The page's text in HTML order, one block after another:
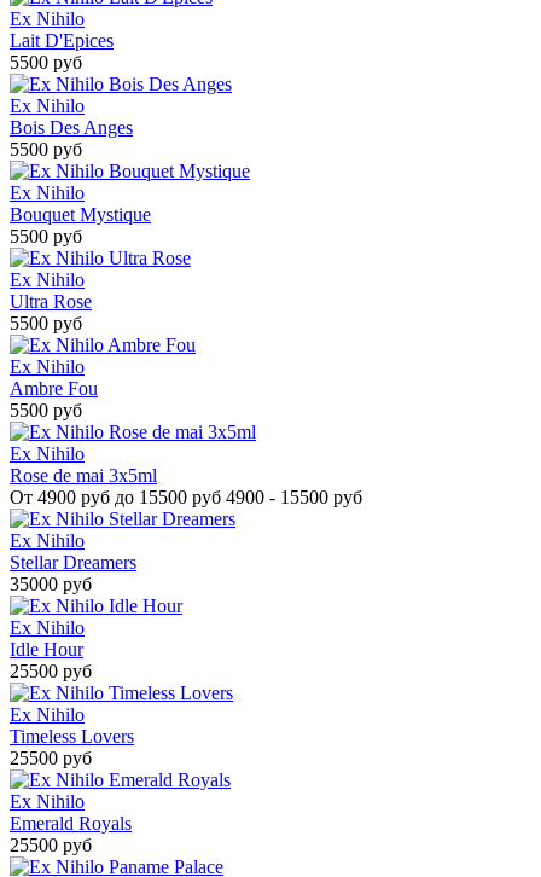
Ex Nihilo
Lait D'Epices
5500 руб
Ex Nihilo
Bois Des Anges
5500 руб
Ex Nihilo
Bouquet Mystique
5500 руб
Ex Nihilo
Ultra Rose
5500 руб
Ex Nihilo
Ambre Fou
5500 руб
Ex Nihilo
Rose de mai 3x5ml
От 4900 руб до 15500 руб 4900 - 15500 руб
Ex Nihilo
Stellar Dreamers
35000 руб
Ex Nihilo
Idle Hour
25500 руб
Ex Nihilo
Timeless Lovers
25500 руб
Ex Nihilo
Emerald Royals
25500 руб